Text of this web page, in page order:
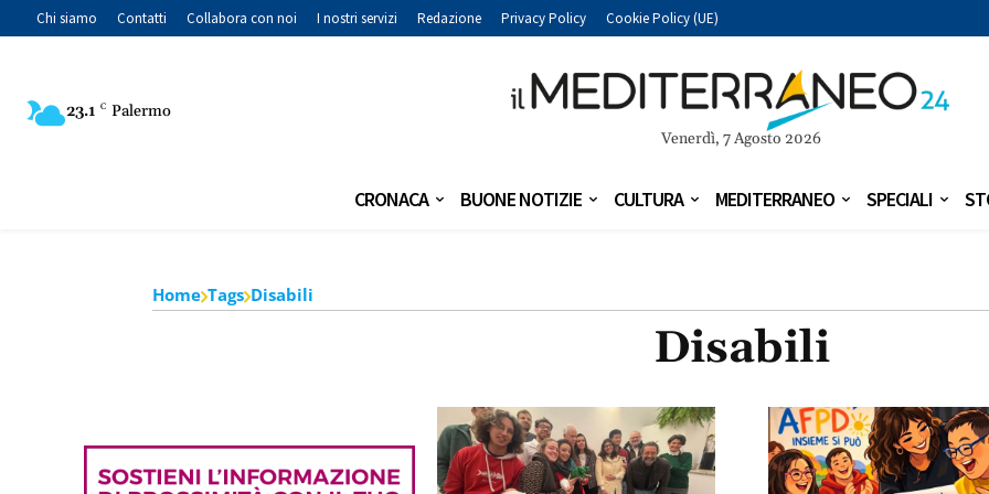
Chi siamo Contatti Collabora con noi I nostri servizi Redazione Privacy Policy Cookie Policy (UE)
23.1 C Palermo
Venerdì, 7 Agosto 2026
CRONACA BUONE NOTIZIE CULTURA MEDITERRANEO SPECIALI
Home Tags Disabili
Disabili